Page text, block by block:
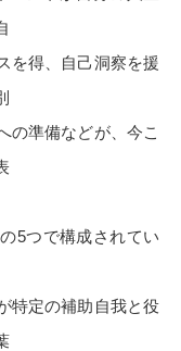
を得、自己洞察を援
の準備などが、今こ
5つで構成されてい
特定の補助自我と役